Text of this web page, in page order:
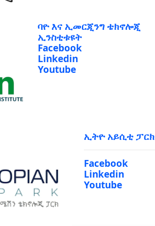
ባዮ እና ኢመርጂንግ ቴክኖሎጂ
ኢንስቲቱዩት
Facebook
Linkedin
Youtube
ኢትዮ አይሲቲ ፓርክ
Facebook
Linkedin
Youtube